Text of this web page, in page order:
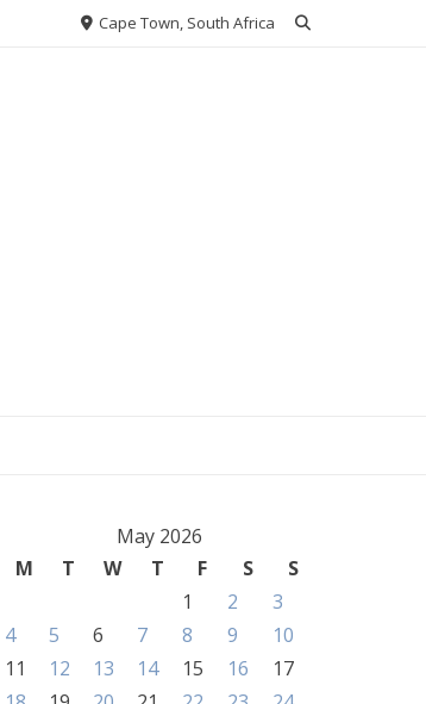
Cape Town, South Africa
May 2026
M
T W T F S
S
1
2
3
4
5 6 7 8 9
10
11
12 13 14 15 16
17